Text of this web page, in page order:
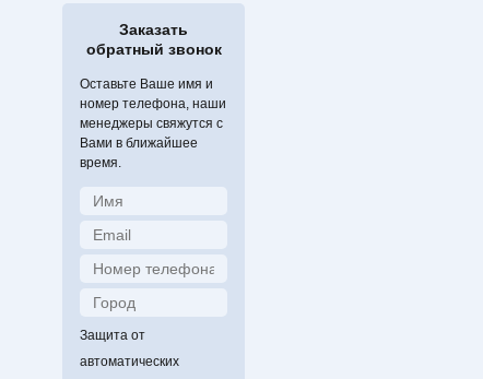
Заказать
обратный звонок
Оставьте Ваше имя и
номер телефона, наши
менеджеры свяжутся с
Вами в ближайшее
время.
Защита от
автоматических